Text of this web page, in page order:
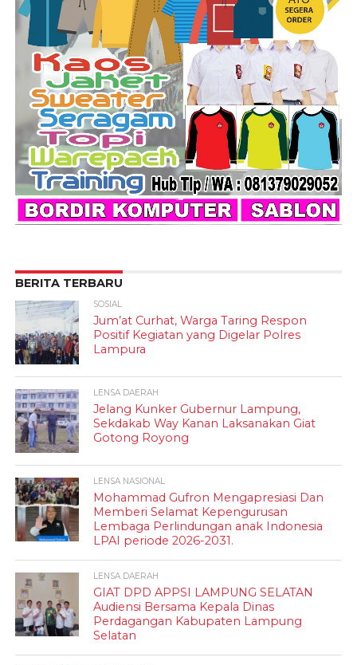
BERITA TERBARU
SOSIAL
Jum’at Curhat, Warga Taring Respon
Positif Kegiatan yang Digelar Polres
Lampura
LENSA DAERAH
Jelang Kunker Gubernur Lampung,
Sekdakab Way Kanan Laksanakan Giat
Gotong Royong
LENSA NASIONAL
Mohammad Gufron Mengapresiasi Dan
Memberi Selamat Kepengurusan
Lembaga Perlindungan anak Indonesia
LPAI periode 2026-2031.
LENSA DAERAH
GIAT DPD APPSI LAMPUNG SELATAN
Audiensi Bersama Kepala Dinas
Perdagangan Kabupaten Lampung
Selatan